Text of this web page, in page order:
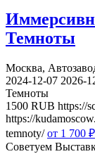
Темноты
Москва,
2024-12-07 2026-
Темноты
1500 RUB https://
https://
temnoty/ от 1 700 ₽
Советуем